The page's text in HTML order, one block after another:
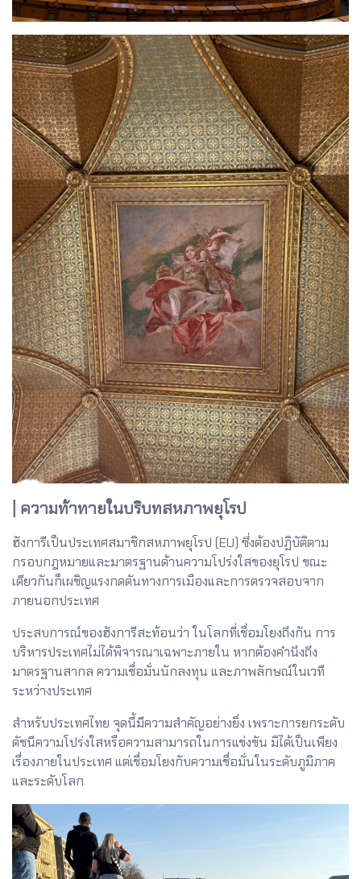
| ความท้าทายในบริบทสหภาพยุโรป
ฮังการีเป็นประเทศสมาชิกสหภาพยุโรป (EU) ซึ่งต้องปฏิบัติตาม
กรอบกฎหมายและมาตรฐานด้านความโปร่งใสของยุโรป ขณะ
เดียวกันก็เผชิญแรงกดดันทางการเมืองและการตรวจสอบจาก
ภายนอกประเทศ
ประสบการณ์ของฮังการีสะท้อนว่า ในโลกที่เชื่อมโยงถึงกัน การ
บริหารประเทศไม่ได้พิจารณาเฉพาะภายใน หากต้องคำนึงถึง
มาตรฐานสากล ความเชื่อมั่นนักลงทุน และภาพลักษณ์ในเวที
ระหว่างประเทศ
สำหรับประเทศไทย จุดนี้มีความสำคัญอย่างยิ่ง เพราะการยกระดับ
ดัชนีความโปร่งใสหรือความสามารถในการแข่งขัน มิได้เป็นเพียง
เรื่องภายในประเทศ แต่เชื่อมโยงกับความเชื่อมั่นในระดับภูมิภาค
และระดับโลก